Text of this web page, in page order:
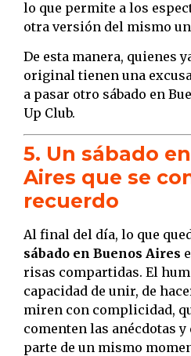
lo que permite a los
otra versión del mismo
De esta manera, quienes
original tienen una
a pasar otro sábado en
Up Club.
5. Un sábado
Aires que se
recuerdo
Al final del día, lo que
sábado en Buenos Aires
risas compartidas. El
capacidad de unir, de
miren con complicidad,
comenten las anécdotas
parte de un mismo